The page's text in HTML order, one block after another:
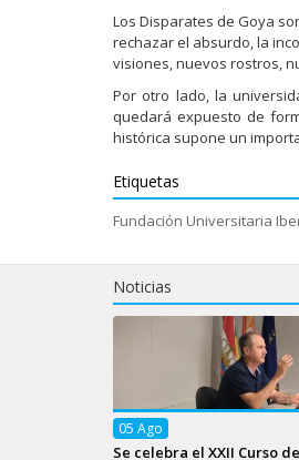
Los Disparates de Goya
rechazar el absurdo, la
visiones, nuevos rostros,
Por otro lado, la
quedará expuesto de
histórica supone un
Etiquetas
Fundación Universitaria
Noticias
05 Ago
Se celebra el XXII Curso de